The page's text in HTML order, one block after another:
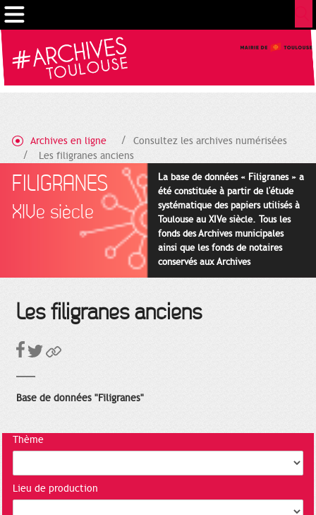
Archives en ligne
Consultez les archives numérisées
Les filigranes anciens
FILIGRANES
XIVe siècle
La base de données « Filigranes » a
été constituée à partir de l'étude
systématique des papiers utilisés à
Toulouse au XIVe siècle. Tous les
fonds des Archives municipales
ainsi que les fonds de notaires
conservés aux Archives
départementales pour cette
Les filigranes anciens
Base de données "Filigranes"
Thème
Lieu de production
Gestion de vos préférences sur les cookies